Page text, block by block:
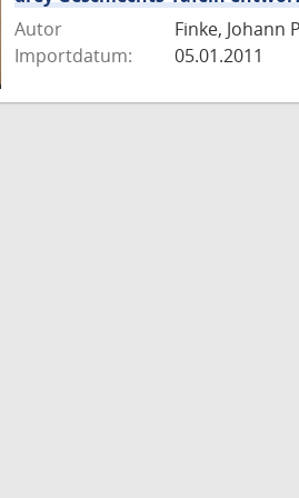
Autor
Finke, Johann
Importdatum:
05.01.2011